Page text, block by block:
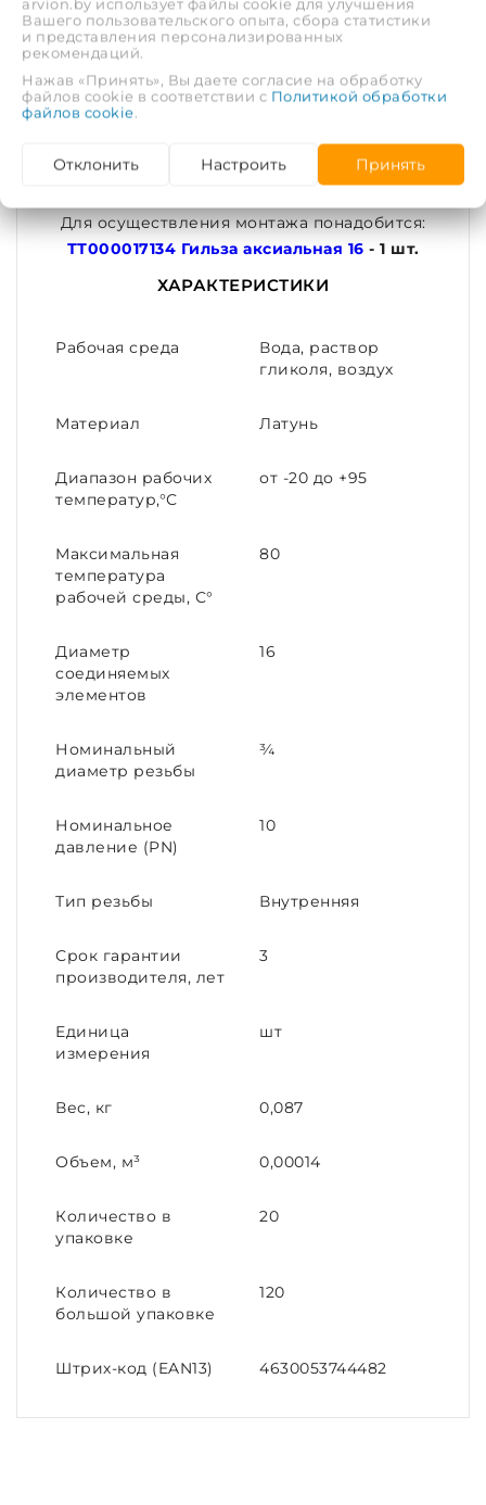
выполнением соединения.
Герметичность соединения обеспечивается за
счёт вдавливания материала трубы в проточки
штуцера корпуса, происходящее при
надвигании гильзы на штуцер корпуса.
Внимание!!! Эта товарная позиция содержит
Для осуществления монтажа понадобится:
ТТ000017134 Гильза аксиальная 16 - 1 шт.
ХАРАКТЕРИСТИКИ
Рабочая среда
Вода, раствор
гликоля, воздух
Материал Латунь
Диапазон рабочих
температур,°С
от -20 до +95
Максимальная
температура
рабочей среды, С°
80
Диаметр
соединяемых
элементов
16
Номинальный
диаметр резьбы
¾
Номинальное
давление (PN)
10
Тип резьбы Внутренняя
Срок гарантии
производителя, лет
3
Единица
измерения
шт
Вес, кг 0,087
Объем, м³ 0,00014
Количество в
упаковке
20
Количество в
большой упаковке
120
Штрих-код (EAN13) 4630053744482
arvion.by использует файлы cookie для улучшения
Вашего пользовательского опыта, сбора статистики
и представления персонализированных
рекомендаций.
Нажав «Принять», Вы даете согласие на обработку
файлов cookie в соответствии с Политикой обработки
файлов cookie.
Отклонить Настроить Принять